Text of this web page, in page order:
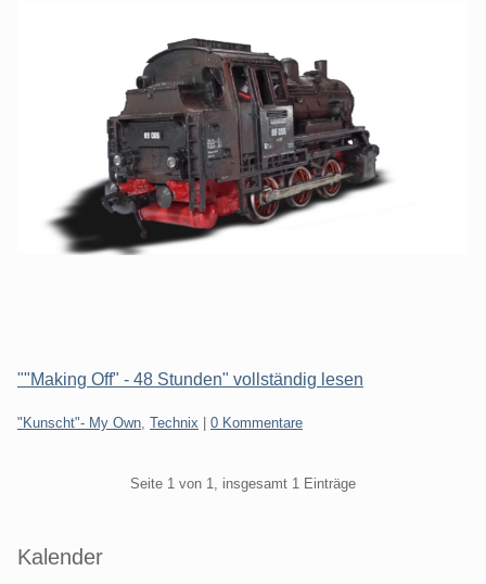
""Making Off" - 48 Stunden" vollständig lesen
Kategorien:
"Kunscht"- My Own Technix 0 Kommentare
Seite 1 von 1, insgesamt 1 Einträge
Seitenleiste
Kalender